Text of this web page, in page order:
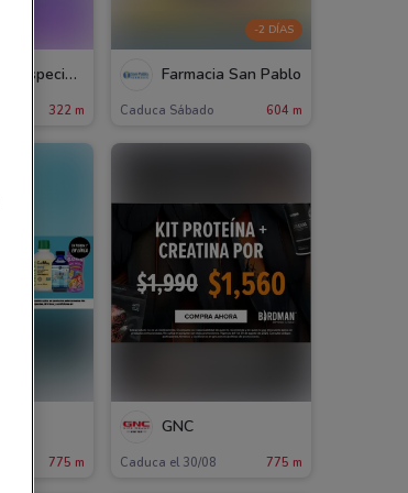
Farmacias Especializadas
322 m
-2 DÍAS
Farmacia San Pablo
Caduca Sábado 604 m
775 m
GNC
Caduca el 30/08 775 m